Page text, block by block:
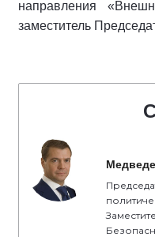
направления
заместитель